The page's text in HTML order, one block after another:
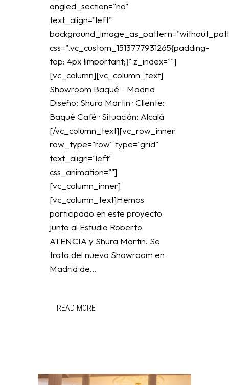
angled_section="no"
text_align="left"
css=".vc_custom_1513777931265{padding-
top: 4px !important;}" z_index=""]
[vc_column][vc_column_text]
Showroom Baqué - Madrid
Diseño: Shura Martin · Cliente:
Baqué Café · Situación: Alcalá
[/vc_column_text][vc_row_inner
row_type="row" type="grid"
text_align="left"
css_animation=""]
[vc_column_inner]
[vc_column_text]Hemos
participado en este proyecto
junto al Estudio Roberto
ATENCIA y Shura Martin. Se
trata del nuevo Showroom en
Madrid de...
READ MORE